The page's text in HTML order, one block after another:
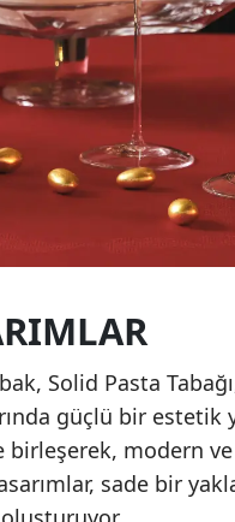
Solid Pasta
güçlü bir estetik
birleşerek, modern
sade bir